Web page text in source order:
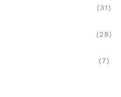
(31)
(28)
(7)